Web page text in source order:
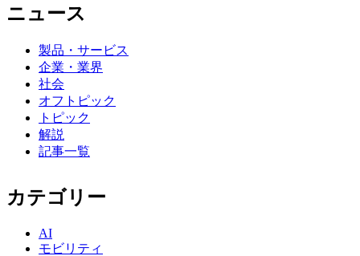
ニュース
製品・サービス
企業・業界
社会
オフトピック
トピック
解説
記事一覧
カテゴリー
AI
モビリティ